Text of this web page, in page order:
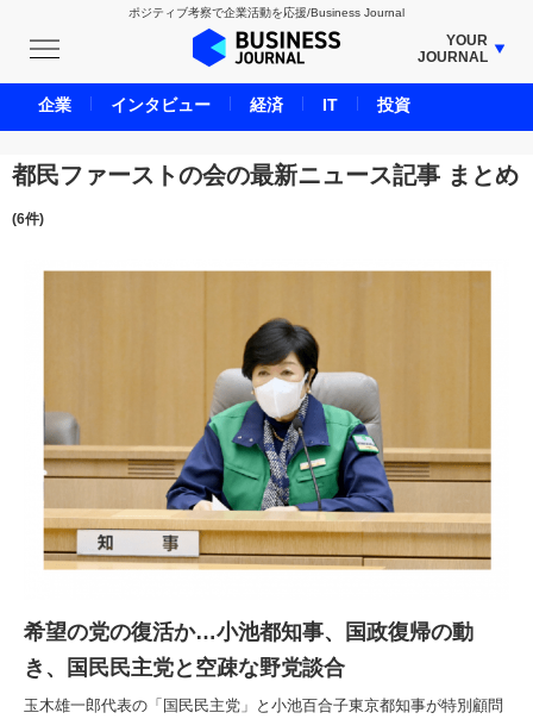
ポジティブ考察で企業活動を応援/Business Journal
YOUR
JOURNAL
BUSINESS JOURNAL
UNICORN JOURNAL
CARBON CREDITS JOURNAL
INBOUND JOURNAL
AI JOURNAL
REAL ESTATE BROKERAGE JOURNAL
SMART MARKETING JOURNAL
BPaaS JOURNAL
ADOPTABLE DOG JOURNAL
都民ファーストの会の最新ニュース記事 まとめ
(6件)
希望の党の復活か…小池都知事、国政復帰の動
き、国民民主党と空疎な野党談合
玉木雄一郎代表の「国民民主党」と小池百合子東京都知事が特別顧問
企業 インタビュー 経済 IT 投資